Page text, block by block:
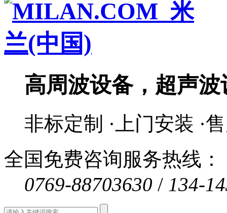
高周波设备，超声
非标定制 ·上门安装 ·
全国免费咨询服务热线：
0769-88703630 / 134-